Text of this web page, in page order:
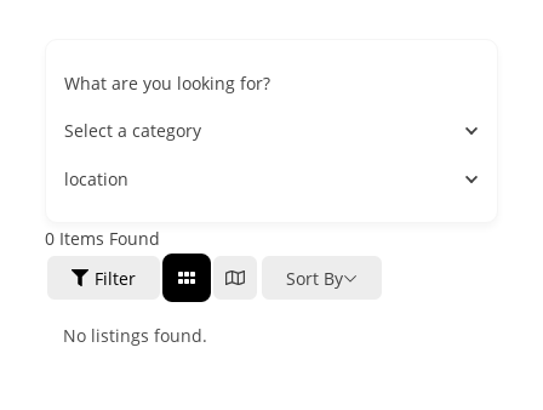
What are you looking for?
Select a category
location
0 Items Found
Filter
Sort By
No listings found.